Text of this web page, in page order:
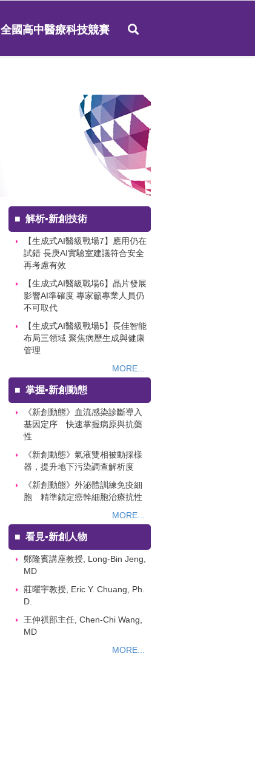
全國高中醫療科技競賽
■ 解析▪新創技術
【生成式AI醫級戰場7】應用仍在
試錯 長庚AI實驗室建議符合安全
再考慮有效
【生成式AI醫級戰場6】晶片發展
影響AI準確度 專家籲專業人員仍
不可取代
【生成式AI醫級戰場5】長佳智能
布局三領域 聚焦病歷生成與健康
管理
MORE...
■ 掌握▪新創動態
《新創動態》血流感染診斷導入
基因定序 快速掌握病原與抗藥
性
《新創動態》氣液雙相被動採樣
器，提升地下污染調查解析度
《新創動態》外泌體訓練免疫細
胞 精準鎖定癌幹細胞治療抗性
MORE...
■ 看見▪新創人物
鄭隆賓講座教授, Long-Bin Jeng,
MD
莊曜宇教授, Eric Y. Chuang, Ph.
D.
王仲祺部主任, Chen-Chi Wang,
MD
MORE...